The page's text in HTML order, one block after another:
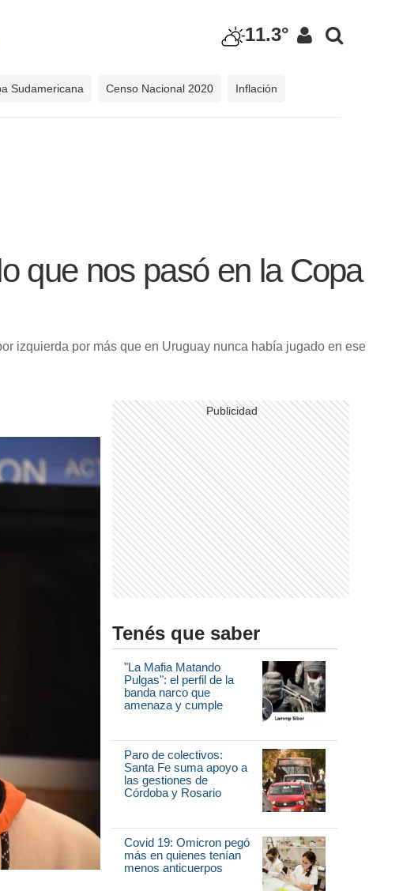
11.3°
Sudamericana Censo Nacional 2020 Inflación
que nos pasó en la Copa
izquierda por más que en Uruguay nunca había jugado en ese
Tenés que saber
"La Mafia Matando
Pulgas": el perfil de la
banda narco que
amenaza y cumple
Paro de colectivos:
Santa Fe suma apoyo a
las gestiones de
Córdoba y Rosario
Covid 19: Omicron pegó
más en quienes tenían
menos anticuerpos